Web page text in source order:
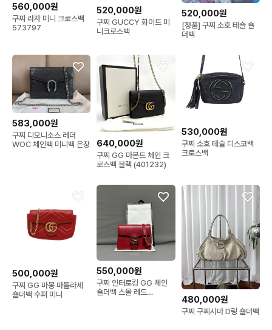
560,000원
구찌 라자 미니 크로스백
573797
520,000원
구찌 GUCCY 화이트 미
니크로스백
520,000원
[정품] 구찌 소호 테슬 숄
더백
583,000원
구찌 디오니소스 레더
WOC 체인백 미니백 은장
640,000원
구찌 GG 마몬트 체인 크
로스백 블랙 (401232)
530,000원
구찌 소호 테슬 디스코백
크로스백
500,000원
구찌 GG 마몽 마틀라세
숄더백 수퍼 미니
550,000원
구찌 인터로킹 GG 체인
숄더백 스몰 레드
480,000원
구찌 구찌시마 D링 숄더백